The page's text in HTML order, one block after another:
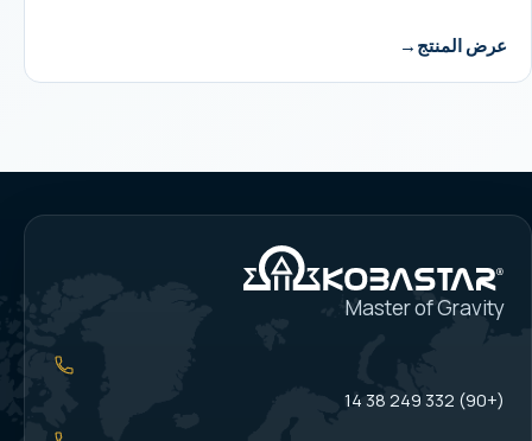
عرض المنتج
Master of Gravity
(+90) 332 249 38 14